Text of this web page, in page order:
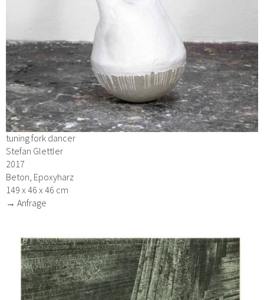
tuning fork dancer
Stefan Glettler
2017
Beton, Epoxyharz
149 x 46 x 46 cm
→ Anfrage